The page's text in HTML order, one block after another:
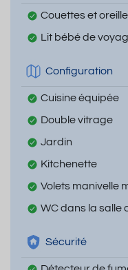
Couettes et
Lit bébé de
Configuration
Cuisine équipée
Double vitrage
Jardin
Kitchenette
Volets manivelle
WC dans la salle
Sécurité